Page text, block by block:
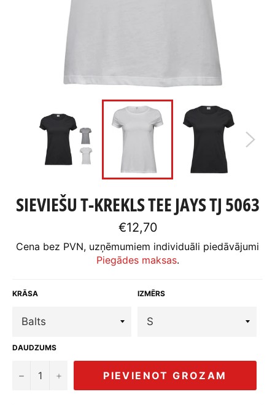
SIEVIEŠU T-KREKLS TEE JAYS TJ 5063
Standarta
cena
€12,70
Cena bez PVN, uzņēmumiem individuāli piedāvājumi
Piegādes maksas.
KRĀSA IZMĒRS
DAUDZUMS
− + PIEVIENOT GROZAM